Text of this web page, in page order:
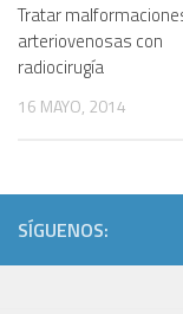
Tratar
arteriovenosas con
radiocirugía
16 MAYO, 2014
SÍGUENOS: